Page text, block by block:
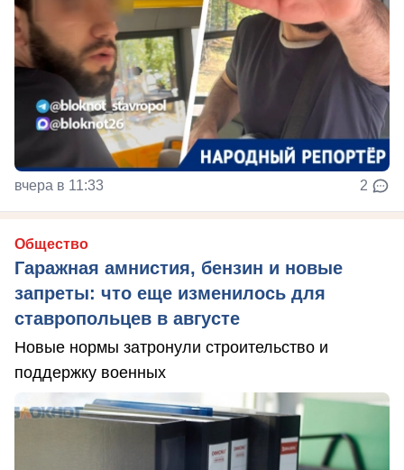
вчера в 11:33 2
Общество
Гаражная амнистия, бензин и новые
запреты: что еще изменилось для
ставропольцев в августе
Новые нормы затронули строительство и
поддержку военных